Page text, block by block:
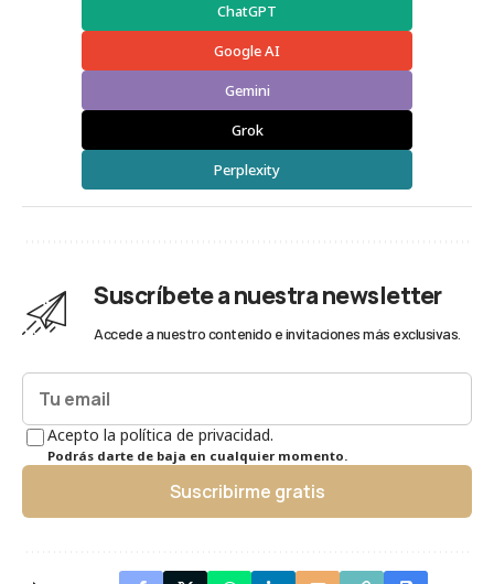
ChatGPT
Google AI
Gemini
Grok
Perplexity
Suscríbete a nuestra newsletter
Accede a nuestro contenido e invitaciones más exclusivas.
Acepto la política de privacidad.
Podrás darte de baja en cualquier momento.
Suscribirme gratis